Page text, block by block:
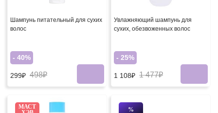
Шампунь питательный для сухих
волос
- 40%
299₽ 498₽
Увлажняющий шампунь для
сухих, обезвоженных волос
- 25%
1 108₽ 1 477₽
МАСТ
%